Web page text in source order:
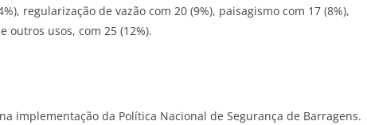
regularização de vazão com 20 (9%), paisagismo com 17 (8%),
outros usos, com 25 (12%).
implementação da Política Nacional de Segurança de Barragens.